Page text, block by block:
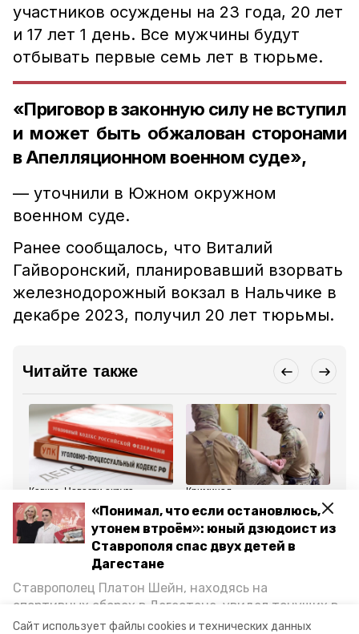
Сайт использует файлы cookies и технических данных
«Понимал, что если остановлюсь,
утонем втроём»: юный дзюдоист из
Ставрополя спас двух детей в
Дагестане
Ставрополец Платон Шейн, находясь на
спортивных сборах в Дегестане, увидел тонущих в
Каспийском море детей и бросился на помощь. По
участников осуждены на 23 года, 20 лет
и 17 лет 1 день. Все мужчины будут
отбывать первые семь лет в тюрьме.
«Приговор в законную силу не вступил
и может быть обжалован сторонами
в Апелляционном военном суде»,
— уточнили в Южном окружном
военном суде.
Ранее сообщалось, что Виталий
Гайворонский, планировавший взорвать
железнодорожный вокзал в Нальчике в
декабре 2023, получил 20 лет тюрьмы.
Читайте также
Кавказ. Новости округа
20 февраля , 15:54
Несовершеннолетнего
дагестанца обвиняют в
публичном призыве к
терроризму
Криминал
10 февраля , 12:41
Жителя Курского округа
осудят за перевод 2,7
млн рублей
террористам
Все новости